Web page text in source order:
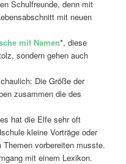
Schulfreunde, denn mit
mit neuen
mit Namen*, diese
sondern gehen auch
Die Größe der
zusammen die des
hat die Elfe sehr oft
kleine Vorträge oder
vorbereiten musste.
mit einem Lexikon.